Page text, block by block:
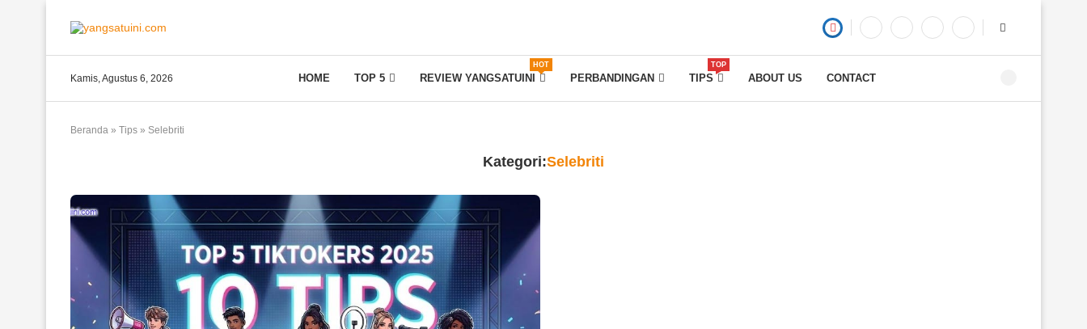
Kamis, Agustus 6, 2026 HOME TOP 5 REVIEW YANGSATUINI
HOT
PERBANDINGAN TIPS
TOP
ABOUT US CONTACT
Beranda » Tips » Selebriti
Kategori:Selebriti